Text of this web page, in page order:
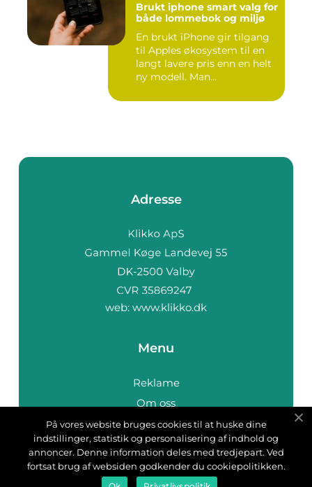
Brukt iphone smart valg for
både lommebok og miljø
En brukt iPhone gir tilgang
til Apples økosystem til en
langt lavere pris enn en helt
ny modell. Man...
Adresse
web: www.klikko.dk
Menu
Reklame
Om oss
Cookies
Kontakt Oss
Sitemap
På vores website bruges cookies til at huske dine
indstillinger, statistik og personalisering af indhold og
annoncer. Denne information deles med tredjepart. Ved
fortsat brug af websiden godkender du cookiepolitikken.